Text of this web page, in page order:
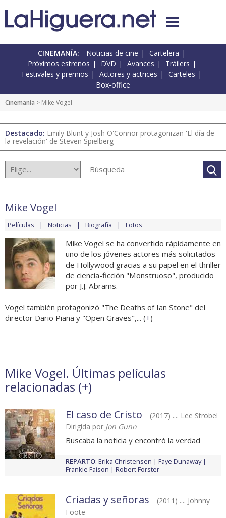
CINEMANÍA: Noticias de cine
Cartelera
Próximos estrenos
DVD Avances
Tráilers
Festivales y premios
Actores y actrices
Carteles
Box-office
Cinemanía > Mike Vogel
Destacado: Emily Blunt y Josh O'Connor protagonizan 'El día de
la revelación' de Steven Spielberg
Mike Vogel
Películas Noticias Biografía Fotos
Mike Vogel se ha convertido rápidamente en
uno de los jóvenes actores más solicitados
de Hollywood gracias a su papel en el thriller
de ciencia-ficción "Monstruoso", producido
por J.J. Abrams.
Vogel también protagonizó "The Deaths of Ian Stone" del
director Dario Piana y "Open Graves",... (+)
Mike Vogel. Últimas películas
relacionadas (+)
El caso de Cristo
(2017) .... Lee Strobel
Dirigida por Jon Gunn
Buscaba la noticia y encontró la verdad
REPARTO: Erika Christensen
Faye Dunaway
Frankie Faison
Robert Forster
Criadas y señoras
(2011) .... Johnny
Foote